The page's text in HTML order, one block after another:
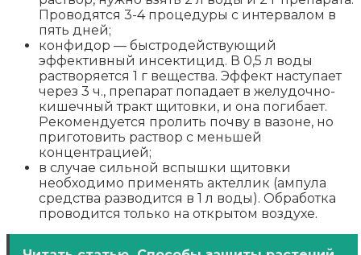
Проводятся 3-4 процедуры с интервалом в
пять дней;
конфидор — быстродействующий
эффективный инсектицид. В 0,5 л воды
растворяется 1 г вещества. Эффект наступает
через 3 ч., препарат попадает в желудочно-
кишечный тракт щитовки, и она погибает.
Рекомендуется пролить почву в вазоне, но
приготовить раствор с меньшей
концентрацией;
в случае сильной вспышки щитовки
необходимо применять актеллик (ампула
средства разводится в 1 л воды). Обработка
проводится только на открытом воздухе.